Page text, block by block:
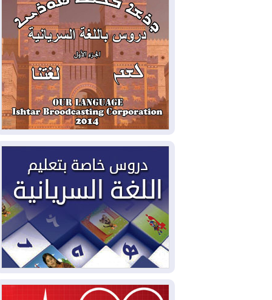
2026-08-03العجز والاقتراض يطوقان
المالية العراقية.. اقتراض يتجاوز 3 تريليونات
دينار!
2026-08-03كوبا تغرق في الظلام مجددا
وانهيار الشبكة الكهربائية
2026-08-03
أوامر بإجلاء 60 ألف شخص
بسبب الحرائق في ولاية واشنطن
2026-08-02مشروع "حسابي" يُمهل
الموظفين حتى نهاية أغسطس لاستلام
بطاقاتهم المصرفية
2026-08-02دمشق وعمّان تحذران بغداد:
أي هجوم من أراضي العراق سيواجه برد
2026-08-02ترامب: الولايات المتحدة
وإسرائيل تعلقان شن ضربات على إيران
2026-08-01تقرير: الولايات المتحدة تسحب
منظومة باتريوت الدفاعية من أربيل